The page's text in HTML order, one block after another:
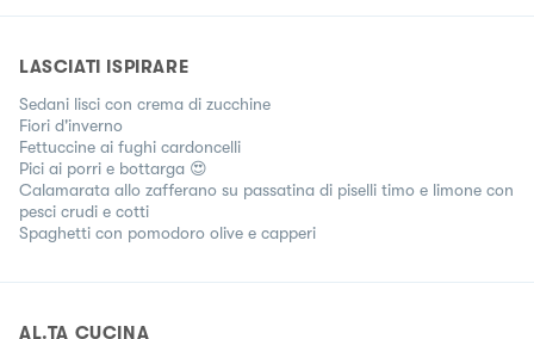
LASCIATI ISPIRARE
Sedani lisci con crema di zucchine
Fiori d'inverno
Fettuccine ai fughi cardoncelli
Pici ai porri e bottarga 😍
Calamarata allo zafferano su passatina di piselli timo e limone con
pesci crudi e cotti
Spaghetti con pomodoro olive e capperi
AL.TA CUCINA